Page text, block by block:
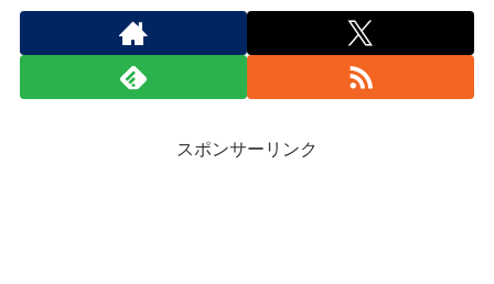
スポンサーリンク